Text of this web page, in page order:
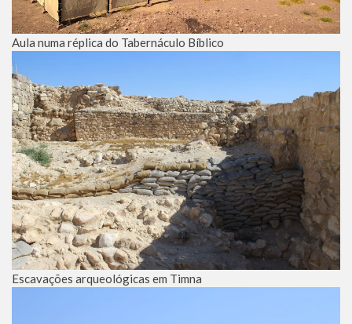
Aula numa réplica do Tabernáculo Bíblico
Escavações arqueológicas em Timna